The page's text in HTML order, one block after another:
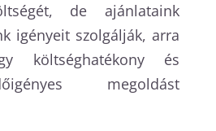
de ajánlataink
igényeit szolgálják, arra
költséghatékony és
megoldást